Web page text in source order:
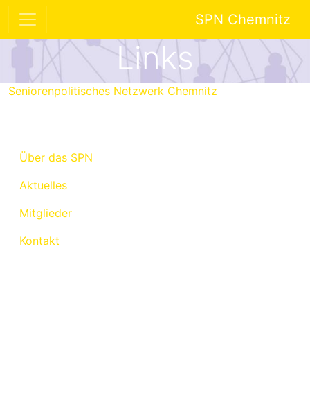
SPN Chemnitz
Links
Seniorenpolitisches Netzwerk Chemnitz
Über das SPN
Aktuelles
Mitglieder
Kontakt